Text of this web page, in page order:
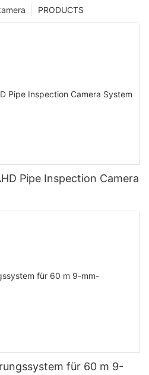
PRODUCTS
Pipe Inspection Camera
für 60 m 9-